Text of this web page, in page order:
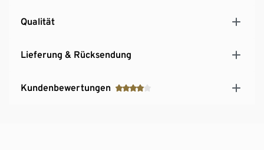
Qualität
Lieferung & Rücksendung
Kundenbewertungen